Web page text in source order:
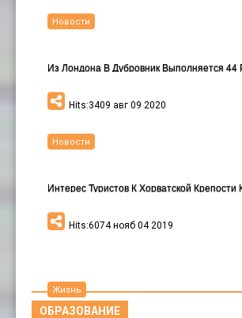
Hits:3409 авг 09 2020
Новости
Интерес Туристов К Хорватской
Hits:6074 нояб 04 2019
Новости
ОБРАЗОВАНИЕ
Жизнь